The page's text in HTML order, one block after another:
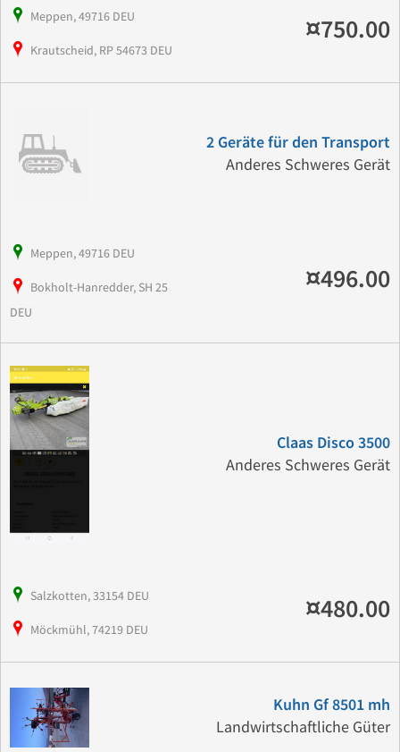
Meppen, 49716 DEU
Krautscheid, RP 54673 DEU
¤750.00
2 Geräte für den Transport
Anderes Schweres Gerät
Meppen, 49716 DEU
Bokholt-Hanredder, SH 25
DEU
¤496.00
Claas Disco 3500
Anderes Schweres Gerät
Salzkotten, 33154 DEU
Möckmühl, 74219 DEU
¤480.00
Kuhn Gf 8501 mh
Landwirtschaftliche Güter